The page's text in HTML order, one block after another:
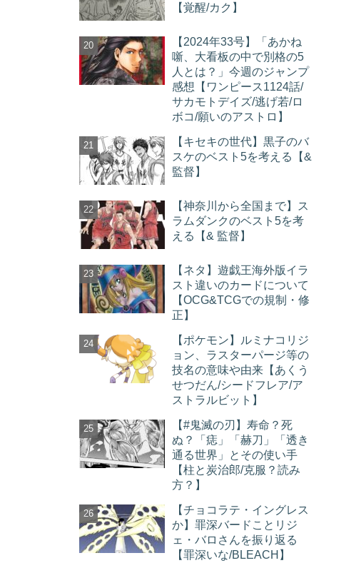
【覚醒/カク】
【2024年33号】「あかね
噺、大看板の中で別格の5
人とは？」今週のジャンプ
感想【ワンピース1124話/
サカモトデイズ/逃げ若/ロ
ボコ/願いのアストロ】
【キセキの世代】黒子のバ
スケのベスト5を考える【&
監督】
【神奈川から全国まで】ス
ラムダンクのベスト5を考
える【& 監督】
【ネタ】遊戯王海外版イラ
スト違いのカードについて
【OCG&TCGでの規制・修
正】
【ポケモン】ルミナコリジ
ョン、ラスターパージ等の
技名の意味や由来【あくう
せつだん/シードフレア/ア
ストラルビット】
【#鬼滅の刃】寿命？死
ぬ？「痣」「赫刀」「透き
通る世界」とその使い手
【柱と炭治郎/克服？読み
方？】
【チョコラテ・イングレス
か】罪深バードことリジ
ェ・バロさんを振り返る
【罪深いな/BLEACH】